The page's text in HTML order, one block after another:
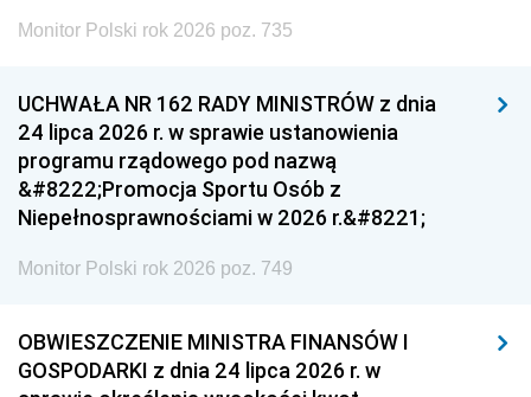
Monitor Polski rok 2026 poz. 735
UCHWAŁA NR 162 RADY MINISTRÓW z dnia
24 lipca 2026 r. w sprawie ustanowienia
programu rządowego pod nazwą
&#8222;Promocja Sportu Osób z
Niepełnosprawnościami w 2026 r.&#8221;
Monitor Polski rok 2026 poz. 749
OBWIESZCZENIE MINISTRA FINANSÓW I
GOSPODARKI z dnia 24 lipca 2026 r. w